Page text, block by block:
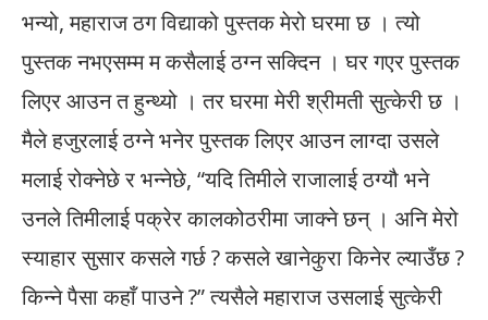
भन्यो, महाराज ठग विद्याको पुस्तक मेरो घरमा छ । त्यो
पुस्तक नभएसम्म म कसैलाई ठग्न सक्दिन । घर गएर पुस्तक
लिएर आउन त हुन्थ्यो । तर घरमा मेरी श्रीमती सुत्केरी छ ।
मैले हजुरलाई ठग्ने भनेर पुस्तक लिएर आउन लाग्दा उसले
मलाई रोक्नेछे र भन्नेछे, “यदि तिमीले राजालाई ठग्यौ भने
उनले तिमीलाई पक्रेर कालकोठरीमा जाक्ने छन् । अनि मेरो
स्याहार सुसार कसले गर्छ ? कसले खानेकुरा किनेर ल्याउँछ ?
किन्ने पैसा कहाँ पाउने ?” त्यसैले महाराज उसलाई सुत्केरी